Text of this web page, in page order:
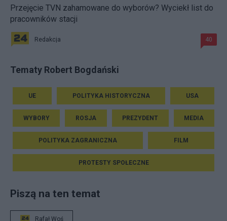
Przejęcie TVN zahamowane do wyborów? Wyciekł list do
pracowników stacji
Redakcja 40
Tematy Robert Bogdański
UE POLITYKA HISTORYCZNA USA
WYBORY ROSJA PREZYDENT MEDIA
POLITYKA ZAGRANICZNA FILM
PROTESTY SPOŁECZNE
Piszą na ten temat
Rafał Woś